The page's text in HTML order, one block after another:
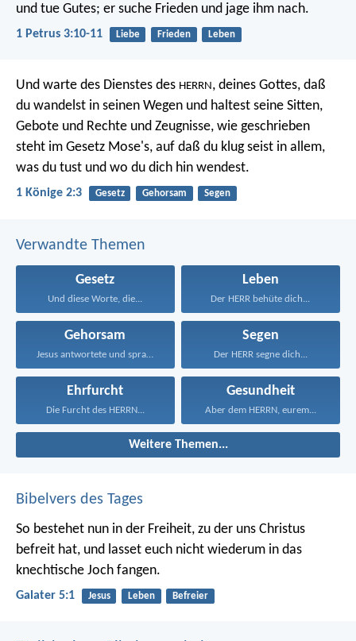
und tue Gutes; er suche Frieden und jage ihm nach.
1 Petrus 3:10-11 Liebe Frieden Leben
Und warte des Dienstes des HERRN, deines Gottes, daß
du wandelst in seinen Wegen und haltest seine Sitten,
Gebote und Rechte und Zeugnisse, wie geschrieben
steht im Gesetz Mose's, auf daß du klug seist in allem,
was du tust und wo du dich hin wendest.
1 Könige 2:3 Gesetz Gehorsam Segen
Verwandte Themen
Gesetz
Und diese Worte, die...
Leben
Der HERR behüte dich...
Gehorsam
Jesus antwortete und sprach...
Segen
Der HERR segne dich...
Ehrfurcht
Die Furcht des HERRN...
Gesundheit
Aber dem HERRN, eurem...
Weitere Themen...
Bibelvers des Tages
So bestehet nun in der Freiheit, zu der uns Christus
befreit hat, und lasset euch nicht wiederum in das
knechtische Joch fangen.
Galater 5:1 Jesus Leben Befreier